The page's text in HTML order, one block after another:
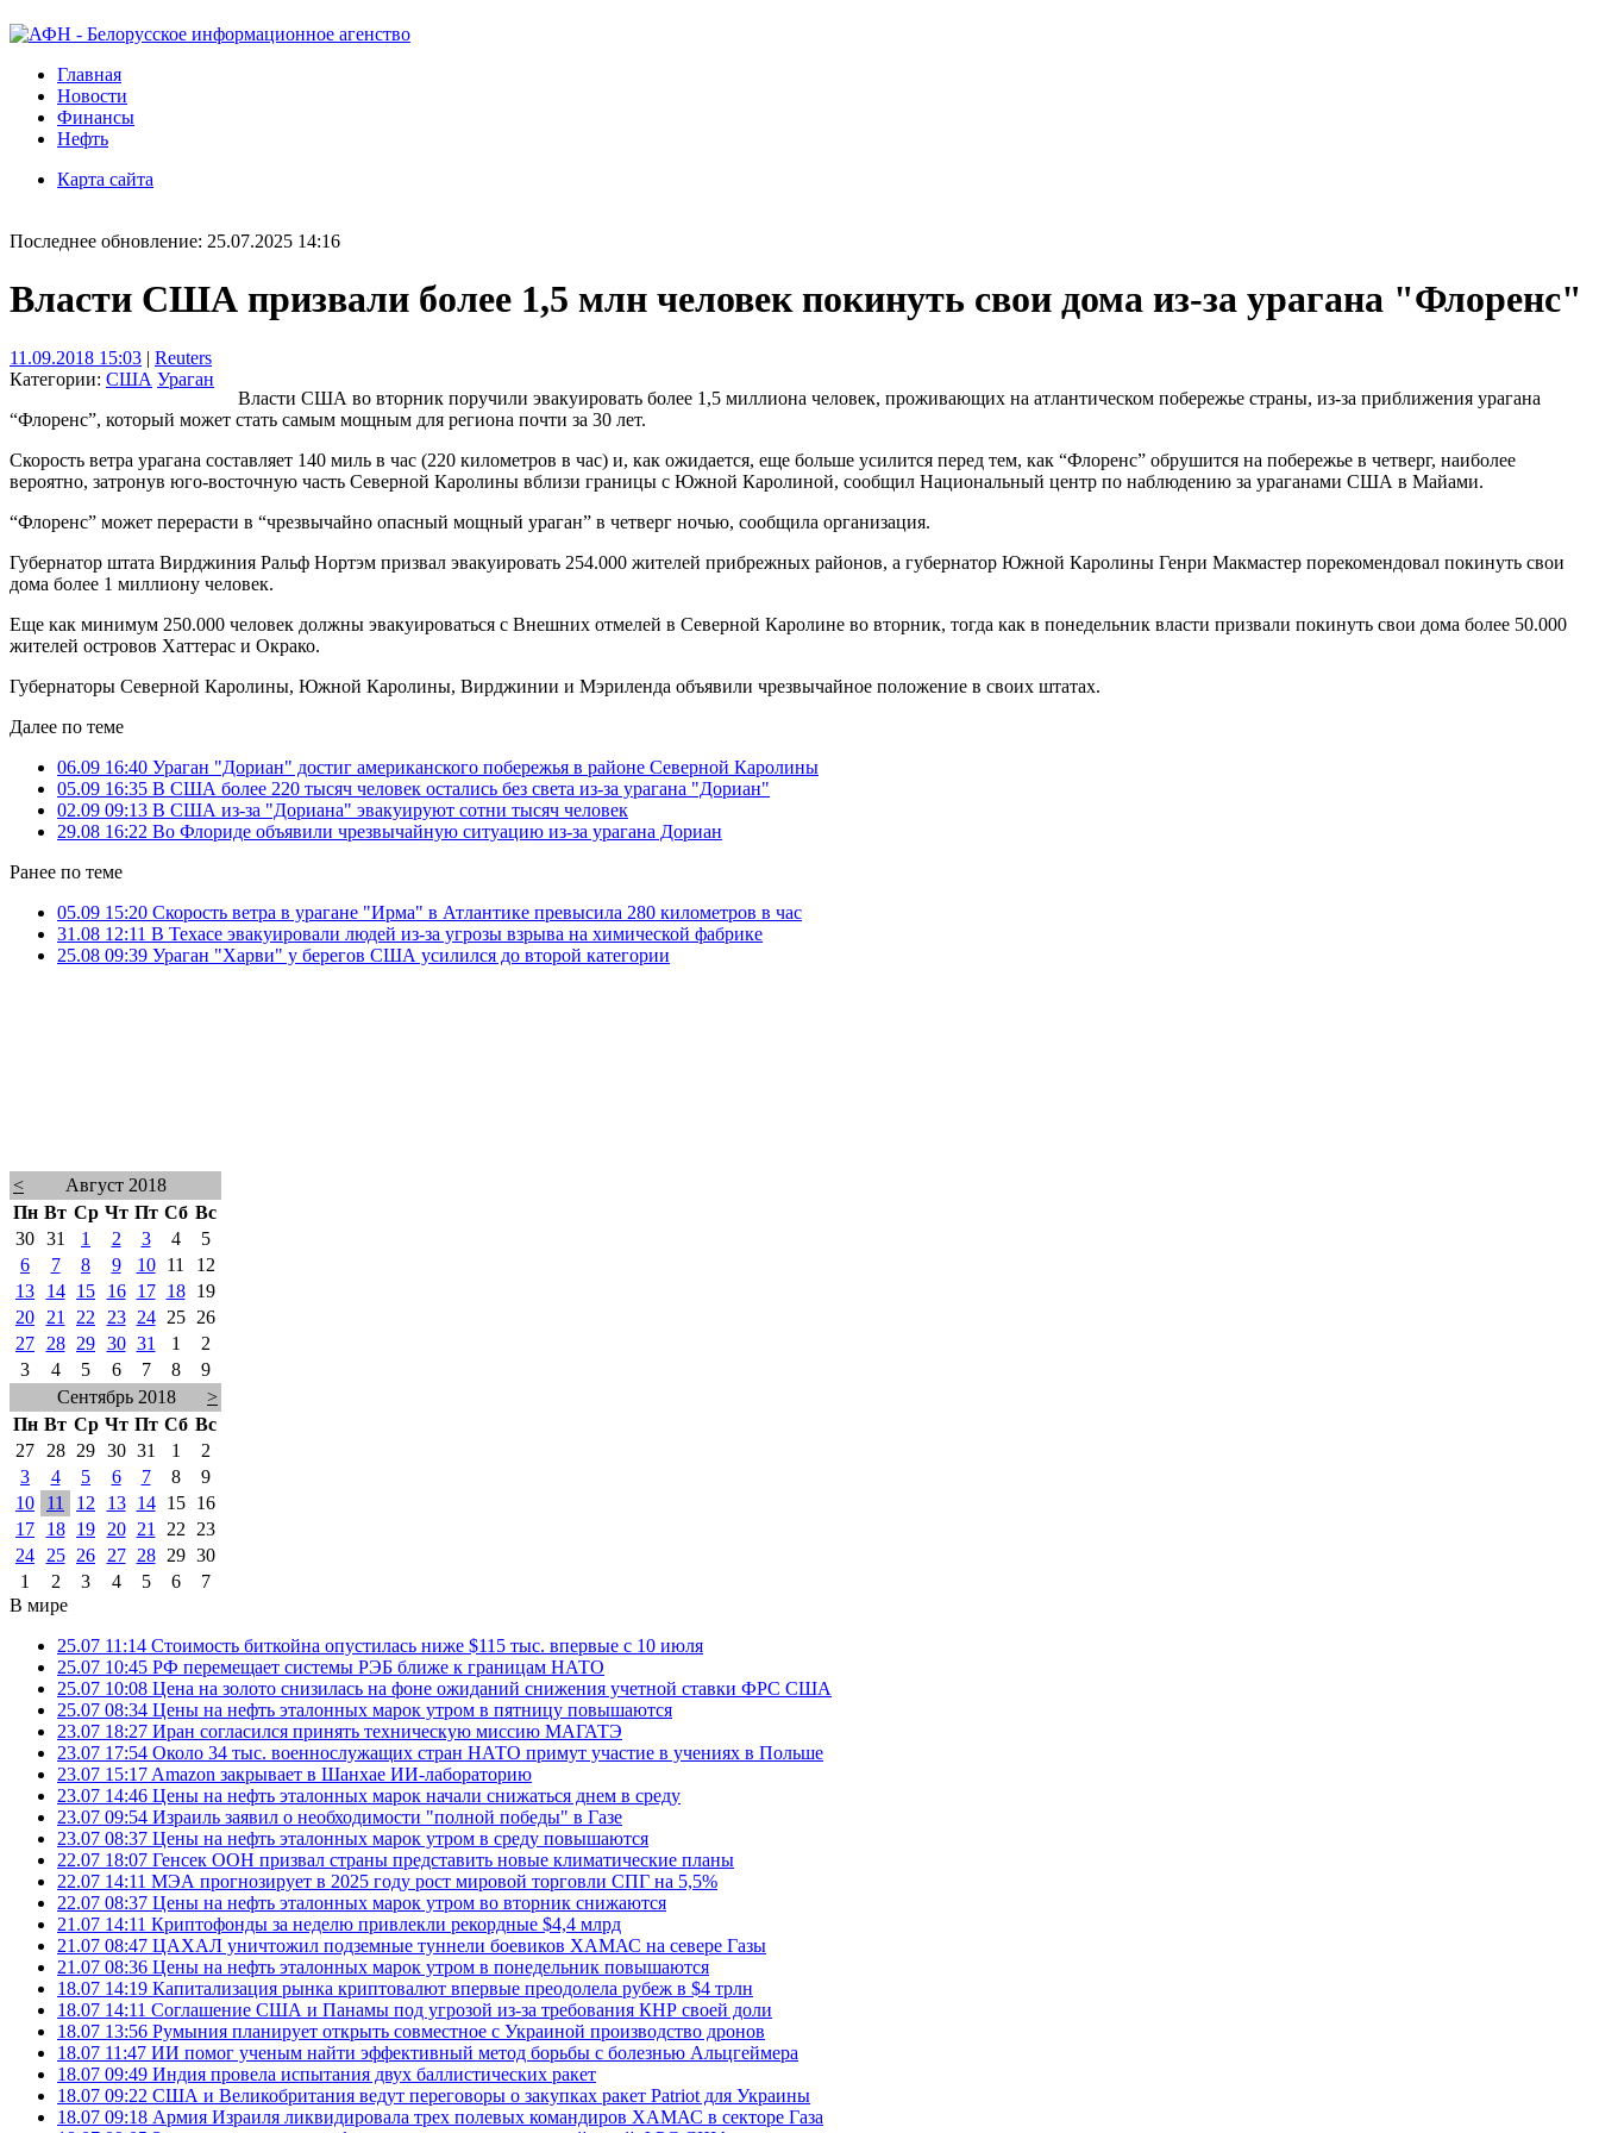
Главная
Новости
Финансы
Нефть
Карта сайта
Последнее обновление: 25.07.2025 14:16
Власти США призвали более 1,5 млн человек покинуть свои дома из-за урагана "Флоренс"
11.09.2018 15:03 | Reuters
Категории: США Ураган
Власти США во вторник поручили эвакуировать более 1,5 миллиона человек, проживающих на атлантическом побережье страны, из-за приближения урагана
“Флоренс”, который может стать самым мощным для региона почти за 30 лет.
Скорость ветра урагана составляет 140 миль в час (220 километров в час) и, как ожидается, еще больше усилится перед тем, как “Флоренс” обрушится на побережье в четверг, наиболее
вероятно, затронув юго-восточную часть Северной Каролины вблизи границы с Южной Каролиной, сообщил Национальный центр по наблюдению за ураганами США в Майами.
“Флоренс” может перерасти в “чрезвычайно опасный мощный ураган” в четверг ночью, сообщила организация.
Губернатор штата Вирджиния Ральф Нортэм призвал эвакуировать 254.000 жителей прибрежных районов, а губернатор Южной Каролины Генри Макмастер порекомендовал покинуть свои
дома более 1 миллиону человек.
Еще как минимум 250.000 человек должны эвакуироваться с Внешних отмелей в Северной Каролине во вторник, тогда как в понедельник власти призвали покинуть свои дома более 50.000
жителей островов Хаттерас и Окрако.
Губернаторы Северной Каролины, Южной Каролины, Вирджинии и Мэриленда объявили чрезвычайное положение в своих штатах.
Далее по теме
06.09 16:40 Ураган "Дориан" достиг американского побережья в районе Северной Каролины
05.09 16:35 В США более 220 тысяч человек остались без света из-за урагана "Дориан"
02.09 09:13 В США из-за "Дориана" эвакуируют сотни тысяч человек
29.08 16:22 Во Флориде объявили чрезвычайную ситуацию из-за урагана Дориан
Ранее по теме
05.09 15:20 Скорость ветра в урагане "Ирма" в Атлантике превысила 280 километров в час
31.08 12:11 В Техасе эвакуировали людей из-за угрозы взрыва на химической фабрике
25.08 09:39 Ураган "Харви" у берегов США усилился до второй категории
<
Август 2018
Пн Вт Ср Чт Пт Сб Вс
30 31 1 2 3 4
5
6
7 8 9 10 11
12
13
14 15 16 17 18
19
20
21 22 23 24 25
26
27
28 29 30 31 1
2
3
4 5 6 7 8
9
Сентябрь 2018
>
Пн Вт Ср Чт Пт Сб Вс
27
28 29 30 31 1
2
3
4 5 6 7 8
9
10
11 12 13 14 15
16
17
18 19 20 21 22
23
24
25 26 27 28 29 30
1
2 3 4 5 6
7
В мире
25.07 11:14 Стоимость биткойна опустилась ниже $115 тыс. впервые с 10 июля
25.07 10:45 РФ перемещает системы РЭБ ближе к границам НАТО
25.07 10:08 Цена на золото снизилась на фоне ожиданий снижения учетной ставки ФРС США
25.07 08:34 Цены на нефть эталонных марок утром в пятницу повышаются
23.07 18:27 Иран согласился принять техническую миссию МАГАТЭ
23.07 17:54 Около 34 тыс. военнослужащих стран НАТО примут участие в учениях в Польше
23.07 15:17 Amazon закрывает в Шанхае ИИ-лабораторию
23.07 14:46 Цены на нефть эталонных марок начали снижаться днем в среду
23.07 09:54 Израиль заявил о необходимости "полной победы" в Газе
23.07 08:37 Цены на нефть эталонных марок утром в среду повышаются
22.07 18:07 Генсек ООН призвал страны представить новые климатические планы
22.07 14:11 МЭА прогнозирует в 2025 году рост мировой торговли СПГ на 5,5%
22.07 08:37 Цены на нефть эталонных марок утром во вторник снижаются
21.07 14:11 Криптофонды за неделю привлекли рекордные $4,4 млрд
21.07 08:47 ЦАХАЛ уничтожил подземные туннели боевиков ХАМАС на севере Газы
21.07 08:36 Цены на нефть эталонных марок утром в понедельник повышаются
18.07 14:19 Капитализация рынка криптовалют впервые преодолела рубеж в $4 трлн
18.07 14:11 Соглашение США и Панамы под угрозой из-за требования КНР своей доли
18.07 13:56 Румыния планирует открыть совместное с Украиной производство дронов
18.07 11:47 ИИ помог ученым найти эффективный метод борьбы с болезнью Альцгеймера
18.07 09:49 Индия провела испытания двух баллистических ракет
18.07 09:22 США и Великобритания ведут переговоры о закупках ракет Patriot для Украины
18.07 09:18 Армия Израиля ликвидировала трех полевых командиров ХАМАС в секторе Газа